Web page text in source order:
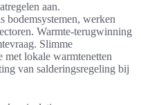
aan.
bodemsystemen, werken
Warmte-terugwinning
Slimme
met lokale warmtenetten
van salderingsregeling bij